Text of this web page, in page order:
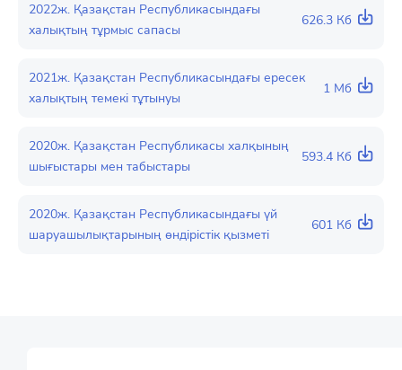
2022ж. Қазақстан Республикасындағы
халықтың тұрмыс сапасы
626.3 Кб
2021ж. Қазақстан Республикасындағы ересек
халықтың темекі тұтынуы
1 Мб
2020ж. Қазақстан Республикасы халқының
шығыстары мен табыстары
593.4 Кб
2020ж. Қазақстан Республикасындағы үй
шаруашылықтарының өндірістік қызметі
601 Кб